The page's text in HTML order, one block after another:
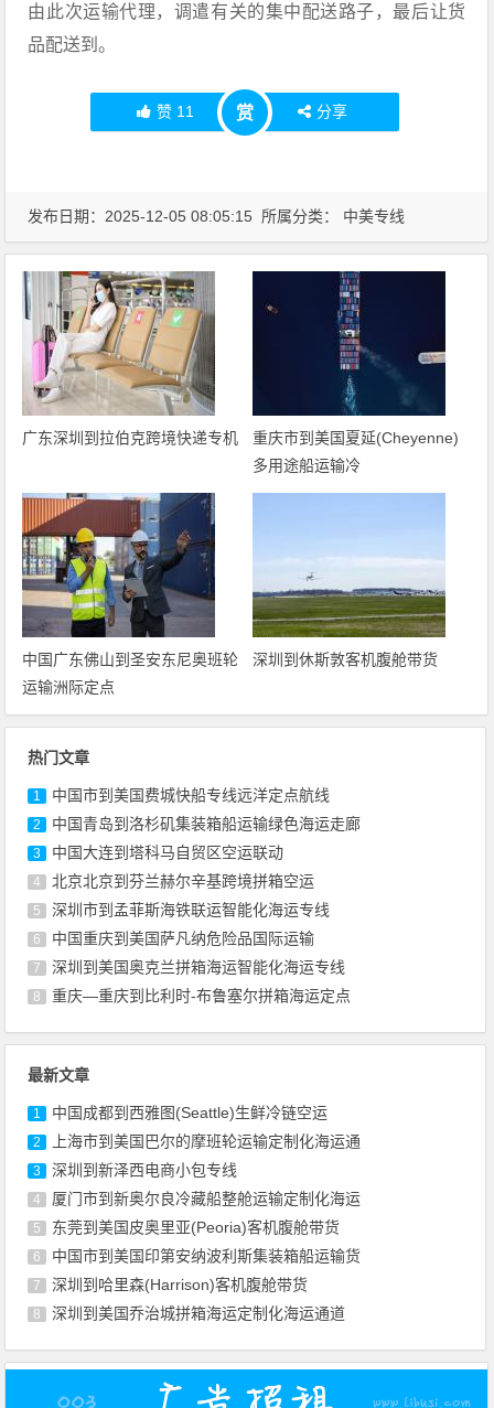
由此次运输代理，调遣有关的集中配送路子，最后让货
品配送到。
赞 11 赏 分享
发布日期：2025-12-05 08:05:15 所属分类： 中美专线
广东深圳到拉伯克跨境快递专机
重庆市到美国夏延(Cheyenne)
多用途船运输冷
中国广东佛山到圣安东尼奥班轮
运输洲际定点
深圳到休斯敦客机腹舱带货
热门文章
1 中国市到美国费城快船专线远洋定点航线
2 中国青岛到洛杉矶集装箱船运输绿色海运走廊
3 中国大连到塔科马自贸区空运联动
4 北京北京到芬兰赫尔辛基跨境拼箱空运
5 深圳市到孟菲斯海铁联运智能化海运专线
6 中国重庆到美国萨凡纳危险品国际运输
7 深圳到美国奥克兰拼箱海运智能化海运专线
8 重庆—重庆到比利时-布鲁塞尔拼箱海运定点
最新文章
1 中国成都到西雅图(Seattle)生鲜冷链空运
2 上海市到美国巴尔的摩班轮运输定制化海运通
3 深圳到新泽西电商小包专线
4 厦门市到新奥尔良冷藏船整舱运输定制化海运
5 东莞到美国皮奥里亚(Peoria)客机腹舱带货
6 中国市到美国印第安纳波利斯集装箱船运输货
7 深圳到哈里森(Harrison)客机腹舱带货
8 深圳到美国乔治城拼箱海运定制化海运通道